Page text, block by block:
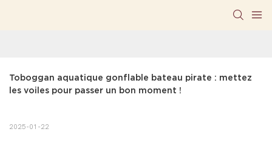
Toboggan aquatique gonflable bateau pirate : mettez
les voiles pour passer un bon moment !
2025-01-22